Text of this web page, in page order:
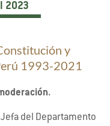
2023
y
1993-2021
del Departamento